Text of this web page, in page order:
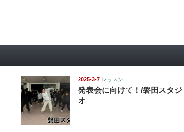
2025-3-7 レッスン
発表会に向けて！/磐田スタジ
オ